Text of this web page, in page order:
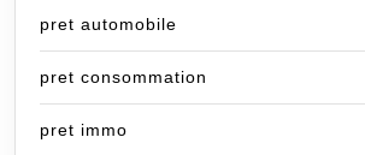
pret automobile
pret consommation
pret immo